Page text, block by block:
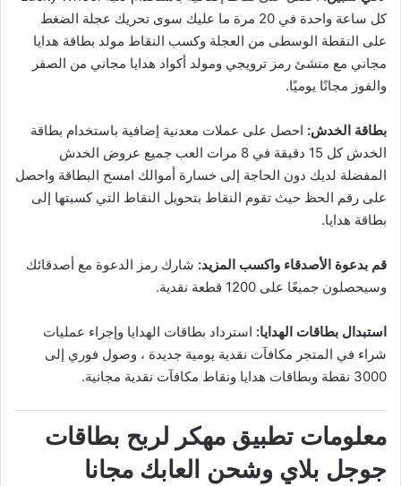
كل ساعة واحدة في 20 مرة ما عليك سوى تحريك عجلة الضغط
على النقطة الوسطى من العجلة وكسب النقاط مولد بطاقة هدايا
مجاني مع منشئ رمز ترويجي ومولد أكواد هدايا مجاني من الصفر
والفوز مجانًا يوميًا.
بطاقة الخدش: احصل على عملات معدنية إضافية باستخدام بطاقة
الخدش كل 15 دقيقة في 8 مرات العب جميع عروض الخدش
المفضلة لديك دون الحاجة إلى خسارة أموالك امسح البطاقة واحصل
على رقم الحظ حيث تقوم النقاط بتحويل النقاط التي كسبتها إلى
بطاقة هدايا.
قم بدعوة الأصدقاء واكسب المزيد: شارك رمز الدعوة مع أصدقائك
وسيحصلون جميعًا على 1200 قطعة نقدية.
استبدال بطاقات الهدايا: استرداد بطاقات الهدايا وإجراء عمليات
شراء في المتجر مكافآت نقدية يومية جديدة ، وصول فوري إلى
3000 نقطة وبطاقات هدايا ونقاط مكافآت نقدية مجانية.
معلومات تطبيق مهكر لربح بطاقات
جوجل بلاي وشحن العابك مجانا